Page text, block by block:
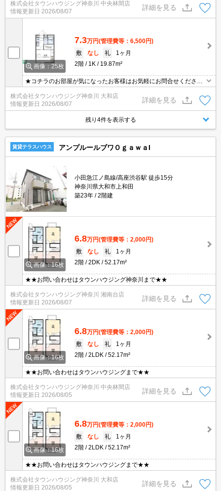
株式会社タウンハウジング神奈川 中央林間店
情報更新日 2026/08/07
詳細を見る
画像：25枚
7.3万円(管理費等：6,500円)
敷
なし 礼
1ヶ月
2階
1K 19.87m²
★コチラのお部屋が気になったお客様はお気軽にお問合せください
ませ★専門スタッフが詳細情報をご案内させていただきます！もち
ろん、他の物件もまとめてご紹介可能です！
株式会社タウンハウジング神奈川 大和店
情報更新日 2026/08/07
詳細を見る
残り4件を表示する
賃貸テラスハウス アンプルールブワＯｇａｗａI
小田急江ノ島線/高座渋谷駅 徒歩15分
神奈川県大和市上和田
築23年
2階建
画像：16枚
6.8万円(管理費等：2,000円)
敷
なし 礼
1ヶ月
2階
2DK 52.17m²
★★お問い合わせはタウンハウジング神奈川まで★★
株式会社タウンハウジング神奈川 湘南台店
情報更新日 2026/08/07
詳細を見る
画像：16枚
6.8万円(管理費等：2,000円)
敷
なし 礼
1ヶ月
2階
2LDK 52.17m²
★★お問い合わせはタウンハウジングまで★★
株式会社タウンハウジング神奈川 中央林間店
情報更新日 2026/08/05
詳細を見る
画像：16枚
6.8万円(管理費等：2,000円)
敷
なし 礼
1ヶ月
2階
2LDK 52.17m²
★★お問い合わせはタウンハウジングまで★★
株式会社タウンハウジング神奈川 大和店
情報更新日 2026/08/05
詳細を見る